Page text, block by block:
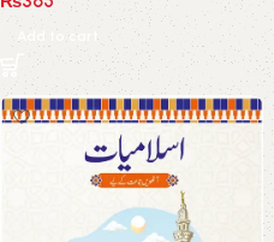
Add to cart